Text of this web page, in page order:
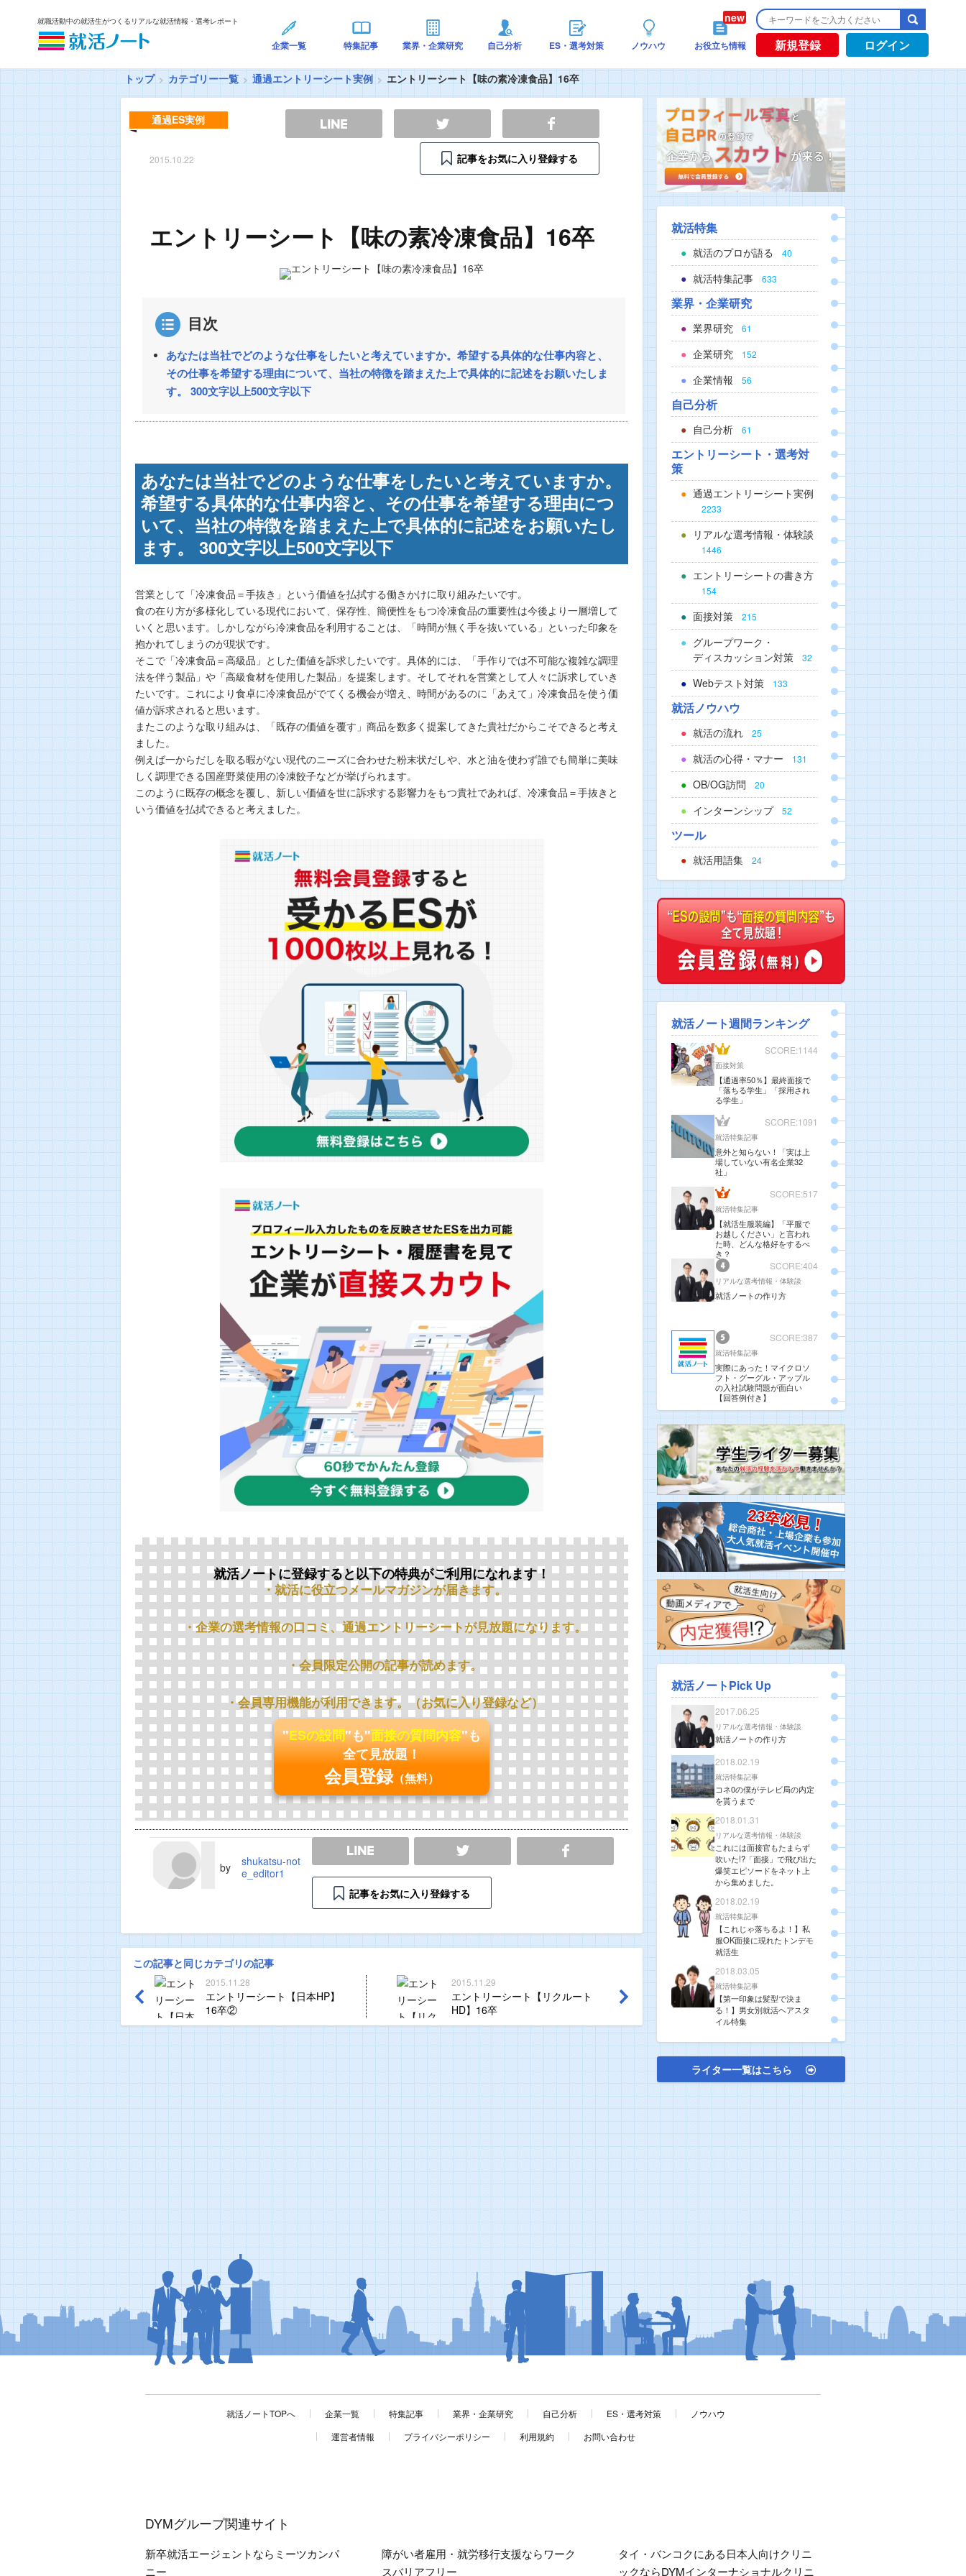
就職活動中の就活生がつくるリアルな就活情報・選考レポート
企業一覧 特集記事 業界・企業研究 自己分析 ES・選考対策 ノウハウ お役立ち情報 新規登録 ログイン
トップ カテゴリー一覧 通過エントリーシート実例 エントリーシート【味の素冷凍食品】16卒
通過ES実例
2015.10.22 記事をお気に入り登録する
エントリーシート【味の素冷凍食品】16卒
目次
あなたは当社でどのような仕事をしたいと考えていますか。希望する具体的な仕事内容と、
その仕事を希望する理由について、当社の特徴を踏まえた上で具体的に記述をお願いたしま
す。 300文字以上500文字以下
あなたは当社でどのような仕事をしたいと考えていますか。
希望する具体的な仕事内容と、その仕事を希望する理由につ
いて、当社の特徴を踏まえた上で具体的に記述をお願いたし
ます。 300文字以上500文字以下
営業として「冷凍食品＝手抜き」という価値を払拭する働きかけに取り組みたいです。
食の在り方が多様化している現代において、保存性、簡便性をもつ冷凍食品の重要性は今後より一層増して
いくと思います。しかしながら冷凍食品を利用することは、「時間が無く手を抜いている」といった印象を
抱かれてしまうのが現状です。
そこで「冷凍食品＝高級品」とした価値を訴求したいです。具体的には、「手作りでは不可能な複雑な調理
法を伴う製品」や「高級食材を使用した製品」を提案します。そしてそれを営業として人々に訴求していき
たいです。これにより食卓に冷凍食品がでてくる機会が増え、時間があるのに「あえて」冷凍食品を使う価
値が訴求されると思います。
またこのような取り組みは、「既存の価値を覆す」商品を数多く提案してきた貴社だからこそできると考え
ました。
例えば一からだしを取る暇がない現代のニーズに合わせた粉末状だしや、水と油を使わず誰でも簡単に美味
しく調理できる国産野菜使用の冷凍餃子などが挙げられます。
このように既存の概念を覆し、新しい価値を世に訴求する影響力をもつ貴社であれば、冷凍食品＝手抜きと
いう価値を払拭できると考えました。
就活ノートに登録すると以下の特典がご利用になれます！
・就活に役立つメールマガジンが届きます。
・企業の選考情報の口コミ、通過エントリーシートが見放題になります。
・会員限定公開の記事が読めます。
・会員専用機能が利用できます。（お気に入り登録など）
"ESの設問"も"面接の質問内容"も
全て見放題！
会員登録（無料）
by
shukatsu-not
e_editor1
LINE SHARE
記事をお気に入り登録する
この記事と同じカテゴリの記事
2015.11.28
エントリーシート【日本HP】
16卒②
2015.11.29
エントリーシート【リクルート
HD】16卒
就活特集
就活のプロが語る 40
就活特集記事 633
業界・企業研究
業界研究 61
企業研究 152
企業情報 56
自己分析
自己分析 61
エントリーシート・選考対
策
通過エントリーシート実例
2233
リアルな選考情報・体験談
1446
エントリーシートの書き方
154
面接対策 215
グループワーク・
ディスカッション対策
32
Webテスト対策 133
就活ノウハウ
就活の流れ 25
就活の心得・マナー 131
OB/OG訪問 20
インターンシップ 52
ツール
就活用語集 24
就活ノート週間ランキング
SCORE:1144
面接対策
【通過率50％】最終面接で
「落ちる学生」「採用され
る学生」
SCORE:1091
就活特集記事
意外と知らない！「実は上
場していない有名企業32
社」
SCORE:517
就活特集記事
【就活生服装編】「平服で
お越しください」と言われ
た時、どんな格好をするべ
き？
SCORE:404
リアルな選考情報・体験談
就活ノートの作り方
SCORE:387
就活特集記事
実際にあった！マイクロソ
フト・グーグル・アップル
の入社試験問題が面白い
【回答例付き】
就活ノートPick Up
2017.06.25
リアルな選考情報・体験談
就活ノートの作り方
2018.02.19
就活特集記事
コネ0の僕がテレビ局の内定
を貰うまで
2018.01.31
リアルな選考情報・体験談
これには面接官もたまらず
吹いた!?「面接」で飛び出た
爆笑エピソードをネット上
から集めました。
2018.02.19
就活特集記事
【これじゃ落ちるよ！】私
服OK面接に現れたトンデモ
就活生
2018.03.05
就活特集記事
【第一印象は髪型で決ま
る！】男女別就活ヘアスタ
イル特集
ライター一覧はこちら
就活ノートTOPへ 企業一覧 特集記事 業界・企業研究 自己分析 ES・選考対策
ノウハウ
運営者情報
プライバシーポリシー 利用規約 お問い合わせ
DYMグループ関連サイト
新卒就活エージェントならミーツカンパ
ニー
障がい者雇用・就労移行支援ならワーク
スバリアフリー
タイ・バンコクにある日本人向けクリニ
ックならDYMインターナショナルクリニ